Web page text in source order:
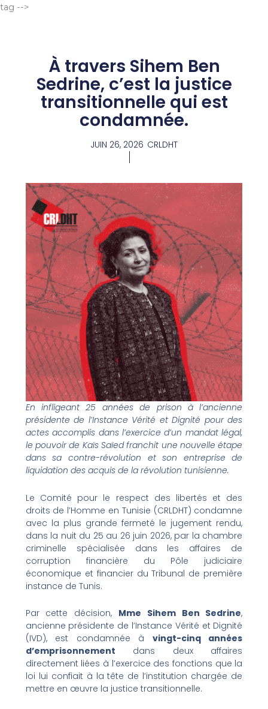
tag -->
À travers Sihem Ben
Sedrine, c’est la justice
transitionnelle qui est
condamnée.
JUIN 26, 2026 CRLDHT
En infligeant 25 années de prison à l’ancienne
présidente de l’Instance Vérité et Dignité pour des
actes accomplis dans l’exercice d’un mandat légal,
le pouvoir de Kaïs Saïed franchit une nouvelle étape
dans sa contre-révolution et son entreprise de
liquidation des acquis de la révolution tunisienne.
Le Comité pour le respect des libertés et des
droits de l’Homme en Tunisie (CRLDHT) condamne
avec la plus grande fermeté le jugement rendu,
dans la nuit du 25 au 26 juin 2026, par la chambre
criminelle spécialisée dans les affaires de
corruption financière du Pôle judiciaire
économique et financier du Tribunal de première
instance de Tunis.
Par cette décision, Mme Sihem Ben Sedrine,
ancienne présidente de l’Instance Vérité et Dignité
(IVD), est condamnée à vingt-cinq années
d’emprisonnement dans deux affaires
directement liées à l’exercice des fonctions que la
loi lui confiait à la tête de l’institution chargée de
mettre en œuvre la justice transitionnelle.